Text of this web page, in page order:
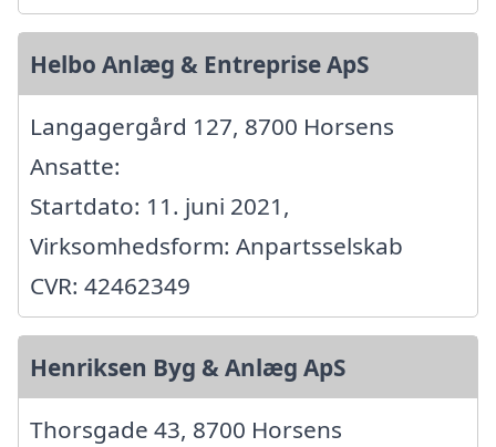
Helbo Anlæg & Entreprise ApS
Langagergård 127, 8700 Horsens
Ansatte:
Startdato: 11. juni 2021,
Virksomhedsform: Anpartsselskab
CVR: 42462349
Henriksen Byg & Anlæg ApS
Thorsgade 43, 8700 Horsens